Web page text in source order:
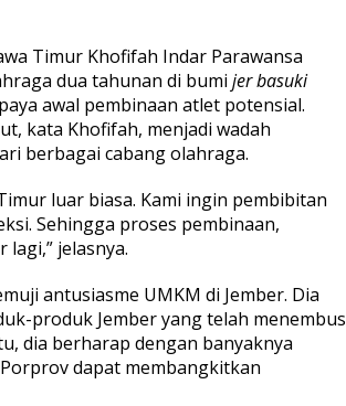
Timur Khofifah Indar Parawansa
dua tahunan di bumi jer basuki
awal pembinaan atlet potensial.
kata Khofifah, menjadi wadah
berbagai cabang olahraga.
luar biasa. Kami ingin pembibitan
Sehingga proses pembinaan,
jelasnya.
antusiasme UMKM di Jember. Dia
produk Jember yang telah menembus
dia berharap dengan banyaknya
dapat membangkitkan